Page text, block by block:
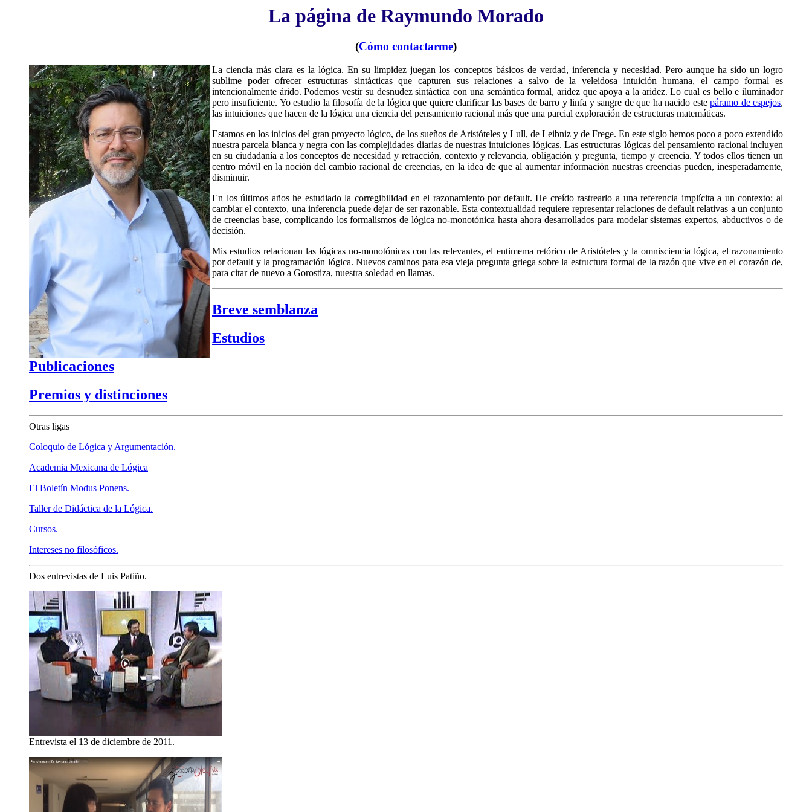
La página de Raymundo Morado
(Cómo contactarme)
La ciencia más clara es la lógica. En su limpidez juegan los conceptos básicos de verdad, inferencia y necesidad. Pero aunque ha sido un logro
sublime poder ofrecer estructuras sintácticas que capturen sus relaciones a salvo de la veleidosa intuición humana, el campo formal es
intencionalmente árido. Podemos vestir su desnudez sintáctica con una semántica formal, aridez que apoya a la aridez. Lo cual es bello e iluminador
pero insuficiente. Yo estudio la filosofía de la lógica que quiere clarificar las bases de barro y linfa y sangre de que ha nacido estepáramo de espejos,
las intuiciones que hacen de la lógica una ciencia del pensamiento racional más que una parcial exploración de estructuras matemáticas.
Estamos en los inicios del gran proyecto lógico, de los sueños de Aristóteles y Lull, de Leibniz y de Frege. En este siglo hemos poco a poco extendido
nuestra parcela blanca y negra con las complejidades diarias de nuestras intuiciones lógicas. Las estructuras lógicas del pensamiento racional incluyen
en su ciudadanía a los conceptos de necesidad y retracción, contexto y relevancia, obligación y pregunta, tiempo y creencia. Y todos ellos tienen un
centro móvil en la noción del cambio racional de creencias, en la idea de que al aumentar información nuestras creencias pueden, inesperadamente,
disminuir.
En los últimos años he estudiado la corregibilidad en el razonamiento por default. He creído rastrearlo a una referencia implícita a un contexto; al
cambiar el contexto, una inferencia puede dejar de ser razonable. Esta contextualidad requiere representar relaciones de default relativas a un conjunto
de creencias base, complicando los formalismos de lógica no-monotónica hasta ahora desarrollados para modelar sistemas expertos, abductivos o de
decisión.
Mis estudios relacionan las lógicas no-monotónicas con las relevantes, el entimema retórico de Aristóteles y la omnisciencia lógica, el razonamiento
por default y la programación lógica. Nuevos caminos para esa vieja pregunta griega sobre la estructura formal de la razón que vive en el corazón de,
para citar de nuevo a Gorostiza, nuestra soledad en llamas.
Breve semblanza
Estudios
Publicaciones
Premios y distinciones
Otras ligas
Coloquio de Lógica y Argumentación.
Academia Mexicana de Lógica
El Boletín Modus Ponens.
Taller de Didáctica de la Lógica.
Cursos.
Intereses no filosóficos.
Dos entrevistas de Luis Patiño.
Entrevista el 13 de diciembre de 2011.